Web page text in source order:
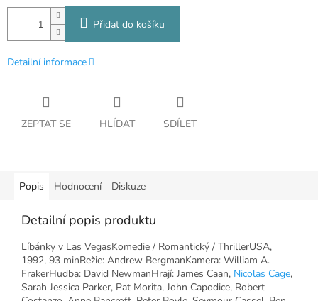
Přidat do košíku
Detailní informace
ZEPTAT SE HLÍDAT SDÍLET
Popis Hodnocení Diskuze
Detailní popis produktu
Líbánky v Las VegasKomedie / Romantický / ThrillerUSA,
1992, 93 minRežie: Andrew BergmanKamera: William A.
FrakerHudba: David NewmanHrají: James Caan, Nicolas Cage,
Sarah Jessica Parker, Pat Morita, John Capodice, Robert